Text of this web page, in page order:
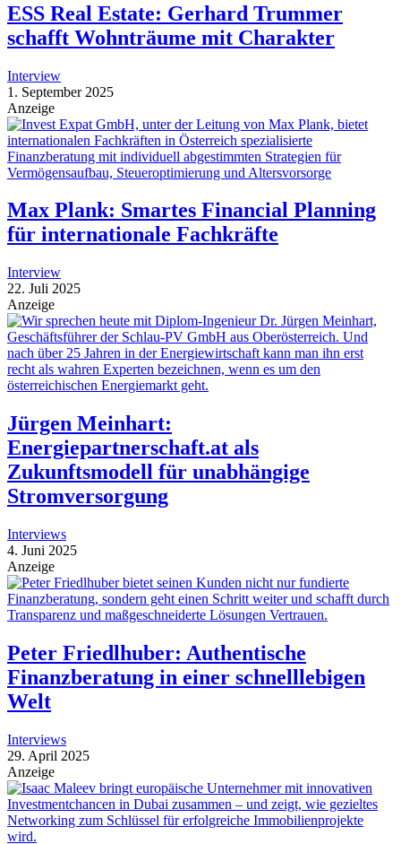
ESS Real Estate: Gerhard Trummer
schafft Wohnträume mit Charakter
Interview
1. September 2025
Anzeige
Max Plank: Smartes Financial Planning
für internationale Fachkräfte
Interview
22. Juli 2025
Anzeige
Jürgen Meinhart:
Energiepartnerschaft.at als
Zukunftsmodell für unabhängige
Stromversorgung
Interviews
4. Juni 2025
Anzeige
Peter Friedlhuber: Authentische
Finanzberatung in einer schnelllebigen
Welt
Interviews
29. April 2025
Anzeige